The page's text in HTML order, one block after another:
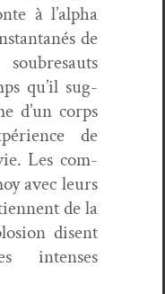
à l’alpha
de
qu’il sug­
d’un corps
de
Les com­
avec leurs
de la
dis­ent
intens­es